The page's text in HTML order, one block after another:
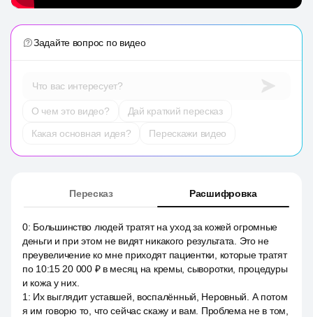
Задайте вопрос по видео
Что вас интересует?
О чем это видео?
Дай краткий пересказ
Какая основная идея?
Перескажи видео
Пересказ Расшифровка
0: Большинство людей тратят на уход за кожей огромные
деньги и при этом не видят никакого результата. Это не
преувеличение ко мне приходят пациентки, которые тратят
по 10:15 20 000 ₽ в месяц на кремы, сыворотки, процедуры
и кожа у них.
1 : Их выглядит уставшей, воспалённый, Неровный. А потом
я им говорю то, что сейчас скажу и вам. Проблема не в том,